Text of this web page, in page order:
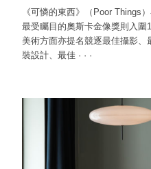
《可憐的東西》（Poor Things
最受矚目的奧斯卡金像獎則入圍
美術方面亦提名競逐最佳攝影
裝設計、最佳 · · ·